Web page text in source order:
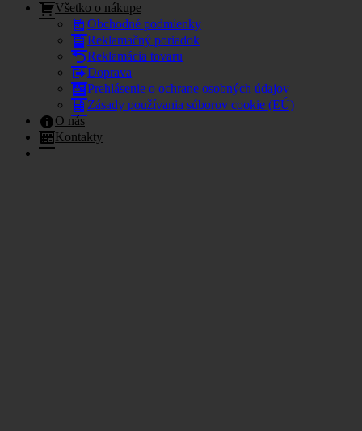
Všetko o nákupe
Obchodné podmienky
Reklamačný poriadok
Reklamácia tovaru
Doprava
Prehlásenie o ochrane osobných údajov
Zásady používania súborov cookie (EÚ)
O nás
Kontakty